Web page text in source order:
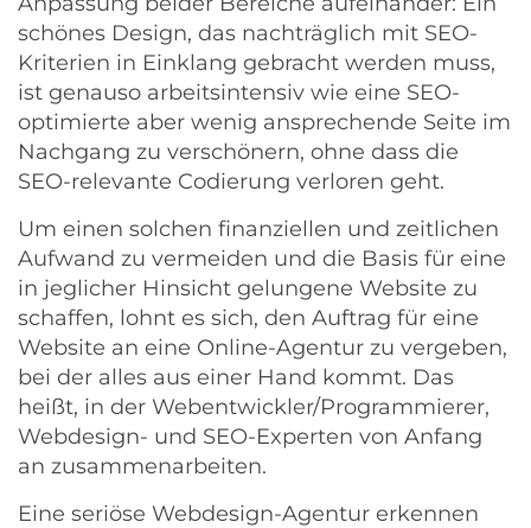
schönes Design, das nachträglich mit SEO-
Kriterien in Einklang gebracht werden muss,
ist genauso arbeitsintensiv wie eine SEO-
optimierte aber wenig ansprechende Seite im
Nachgang zu verschönern, ohne dass die
SEO-relevante Codierung verloren geht.
Um einen solchen finanziellen und zeitlichen
Aufwand zu vermeiden und die Basis für eine
in jeglicher Hinsicht gelungene Website zu
schaffen, lohnt es sich, den Auftrag für eine
Website an eine Online-Agentur zu vergeben,
bei der alles aus einer Hand kommt. Das
heißt, in der Webentwickler/Programmierer,
Webdesign- und SEO-Experten von Anfang
an zusammenarbeiten.
Eine seriöse Webdesign-Agentur erkennen